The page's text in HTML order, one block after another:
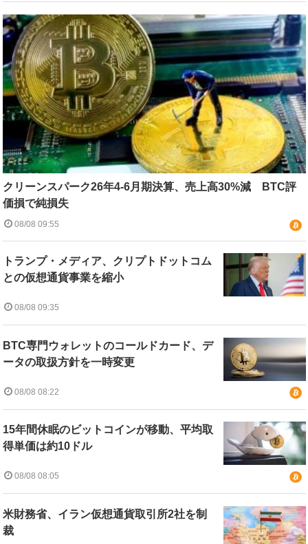
クリーンスパーク26年4-6月期決算、売上高30%減 BTC評
価損で純損失
08/08 09:55
トランプ・メディア、クリプトドットコム
との仮想通貨事業を縮小
08/08 09:35
BTC専門ウォレットのコールドカード、デ
ータの取扱方針を一時変更
08/08 08:22
15年間休眠のビットコインが移動、平均取
得単価は約10ドル
08/08 08:05
米財務省、イラン仮想通貨取引所2社を制
裁